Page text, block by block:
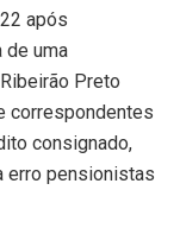
após
de uma
Preto
correspondentes
consignado,
erro pensionistas